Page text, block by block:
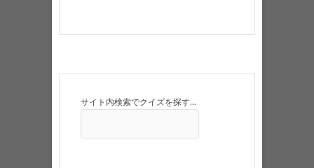
サイト内検索でクイズを探す…